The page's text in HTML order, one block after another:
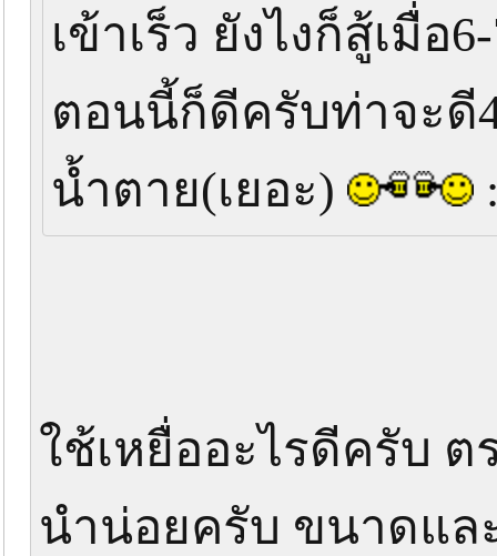
เข้าเร็ว ยังไงก็สู้เมื่
ตอนนี้ก็ดีครับท่าจะดี
น้ำตาย(เยอะ)
ใช้เหยื่ออะไรดีครับ
นำน่อยครับ ขนาดแ